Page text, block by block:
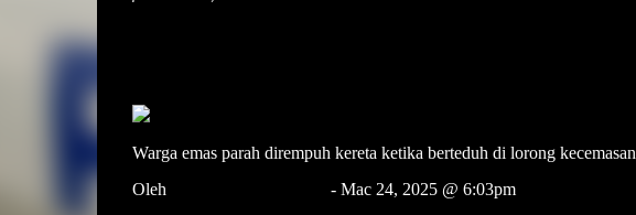
Warga emas parah dirempuh kereta ketika berteduh di lorong kecemasan
Oleh
- Mac 24, 2025 @ 6:03pm